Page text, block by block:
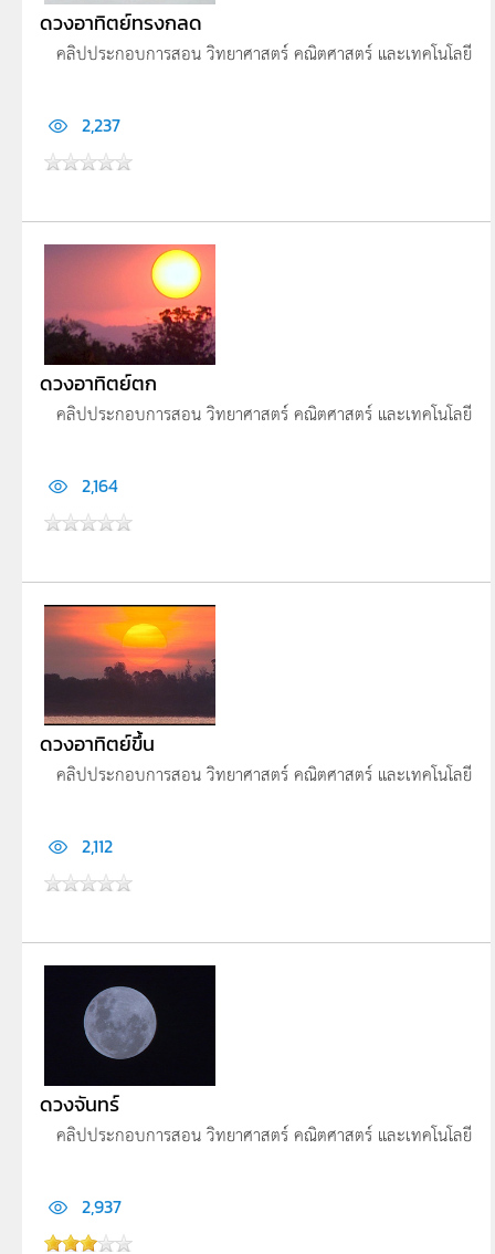
ดวงอาทิตย์ทรงกลด
คลิปประกอบการสอน วิทยาศาสตร์ คณิตศาสตร์ และเทคโนโลยี
2,237
ดวงอาทิตย์ตก
คลิปประกอบการสอน วิทยาศาสตร์ คณิตศาสตร์ และเทคโนโลยี
2,164
ดวงอาทิตย์ขึ้น
คลิปประกอบการสอน วิทยาศาสตร์ คณิตศาสตร์ และเทคโนโลยี
2,112
ดวงจันทร์
คลิปประกอบการสอน วิทยาศาสตร์ คณิตศาสตร์ และเทคโนโลยี
2,937